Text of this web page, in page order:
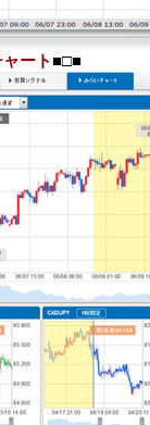
ート■□■